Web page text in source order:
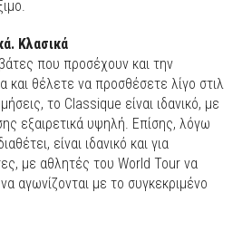
Κλασικά
που προσέχουν και την
και θέλετε να προσθέσετε λίγο στιλ
το Classique είναι ιδανικό, με
εξαιρετικά υψηλή. Επίσης, λόγω
είναι ιδανικό και για
με αθλητές του World Tour να
αγωνίζονται με το συγκεκριμένο